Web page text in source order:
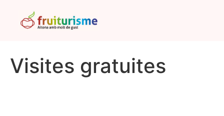
Visites gratuites